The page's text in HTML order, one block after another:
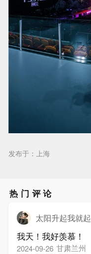
发布于：上海
热门评论
太阳升起我就起
我天！我好羡慕！
2024-09-26 甘肃兰州